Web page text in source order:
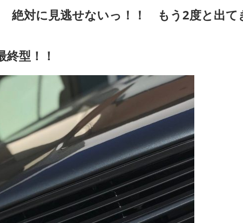
絶対に見逃せないっ！！ もう2度と出て
型！！